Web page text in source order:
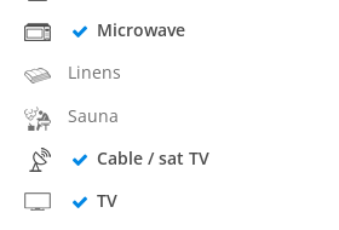
Microwave
Linens
Sauna
Cable / sat TV
TV